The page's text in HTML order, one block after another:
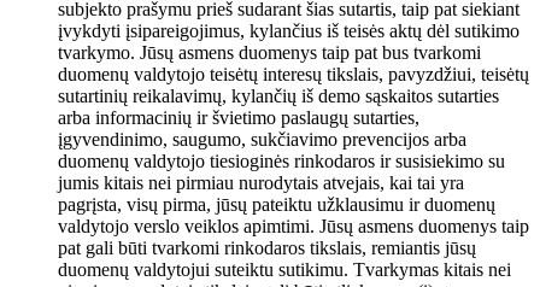
subjekto prašymu prieš sudarant šias sutartis, taip pat siekiant
įvykdyti įsipareigojimus, kylančius iš teisės aktų dėl sutikimo
tvarkymo. Jūsų asmens duomenys taip pat bus tvarkomi
duomenų valdytojo teisėtų interesų tikslais, pavyzdžiui, teisėtų
sutartinių reikalavimų, kylančių iš demo sąskaitos sutarties
arba informacinių ir švietimo paslaugų sutarties,
įgyvendinimo, saugumo, sukčiavimo prevencijos arba
duomenų valdytojo tiesioginės rinkodaros ir susisiekimo su
jumis kitais nei pirmiau nurodytais atvejais, kai tai yra
pagrįsta, visų pirma, jūsų pateiktu užklausimu ir duomenų
valdytojo verslo veiklos apimtimi. Jūsų asmens duomenys taip
pat gali būti tvarkomi rinkodaros tikslais, remiantis jūsų
duomenų valdytojui suteiktu sutikimu. Tvarkymas kitais nei